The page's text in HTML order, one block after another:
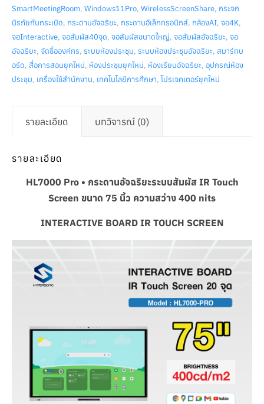
SmartMeetingRoom, Windows11Pro, WirelessScreenShare, กระจก
นิรภัยกันกระเบิด, กระดานอัจฉริยะ, กระดานอิเล็กทรอนิกส์, กล้องAI, จอ4K,
จอInteractive, จอสัมผัส40จุด, จอสัมผัสขนาดใหญ่, จอสัมผัสอัจฉริยะ, จอ
อัจฉริยะ, จัดซื้อองค์กร, ระบบห้องประชุม, ระบบห้องประชุมอัจฉริยะ, สมาร์ทบ
อร์ด, สื่อการสอนยุคใหม่, ห้องประชุมยุคใหม่, ห้องเรียนอัจฉริยะ, อุปกรณ์ห้อง
ประชุม, เครื่องใช้สำนักงาน, เทคโนโลยีการศึกษา, โปรเจคเตอร์ยุคใหม่
รายละเอียด บทวิจารณ์ (0)
รายละเอียด
HL7000 Pro • กระดานอัจฉริยะระบบสัมผัส IR Touch
Screen ขนาด 75 นิ้ว ความสว่าง 400 nits
INTERACTIVE BOARD IR TOUCH SCREEN